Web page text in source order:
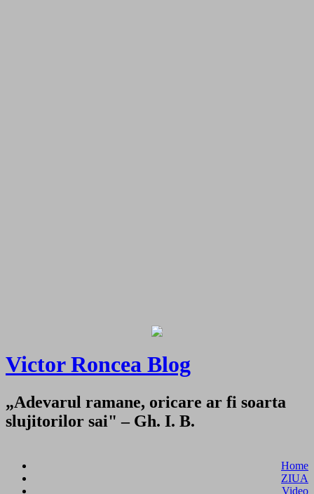
Victor Roncea Blog
„Adevarul ramane, oricare ar fi soarta
slujitorilor sai" – Gh. I. B.
Home
ZIUA
Video